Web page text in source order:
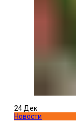
24 Дек
Новости